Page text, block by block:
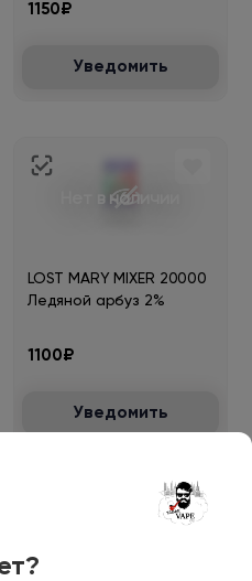
1150₽
Уведомить
Нет в наличии
LOST MARY MIXER 20000
Ледяной арбуз 2%
1100₽
Уведомить